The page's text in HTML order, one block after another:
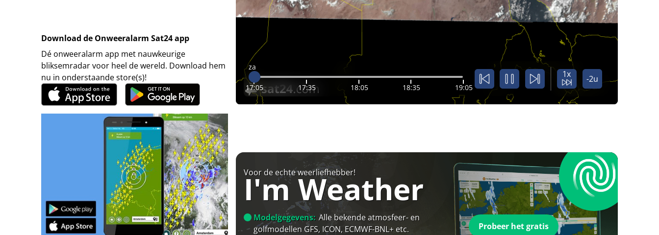
Download de Onweeralarm Sat24 app
Dé onweeralarm app met nauwkeurige
bliksemradar voor heel de wereld. Download hem
nu in onderstaande store(s)!
za
17:05 17:35 18:05 18:35 19:05
1x -2u
Voor de echte weerliefhebber!
I'm Weather
Modelgegevens: Alle bekende atmosfeer- en
golfmodellen GFS, ICON, ECMWF-BNL+ etc.
Probeer het gratis